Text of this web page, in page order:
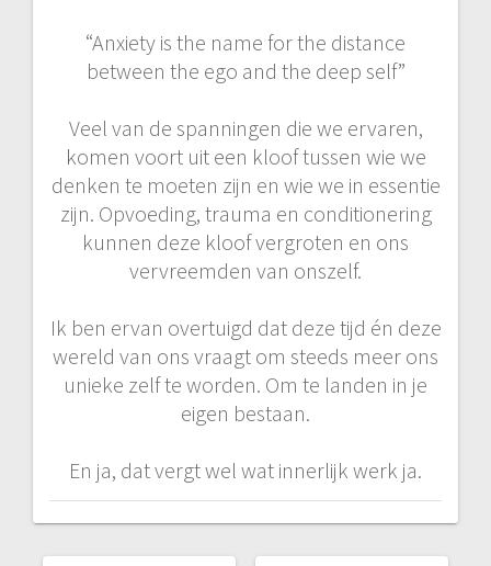
“Anxiety is the name for the distance
between the ego and the deep self”
Veel van de spanningen die we ervaren,
komen voort uit een kloof tussen wie we
denken te moeten zijn en wie we in essentie
zijn. Opvoeding, trauma en conditionering
kunnen deze kloof vergroten en ons
vervreemden van onszelf.
Ik ben ervan overtuigd dat deze tijd én deze
wereld van ons vraagt om steeds meer ons
unieke zelf te worden. Om te landen in je
eigen bestaan.
En ja, dat vergt wel wat innerlijk werk ja.